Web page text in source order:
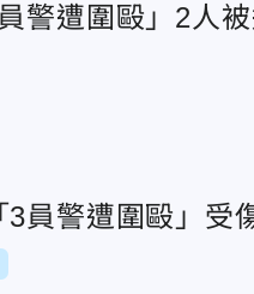
警遭圍毆」2人
員警遭圍毆」受